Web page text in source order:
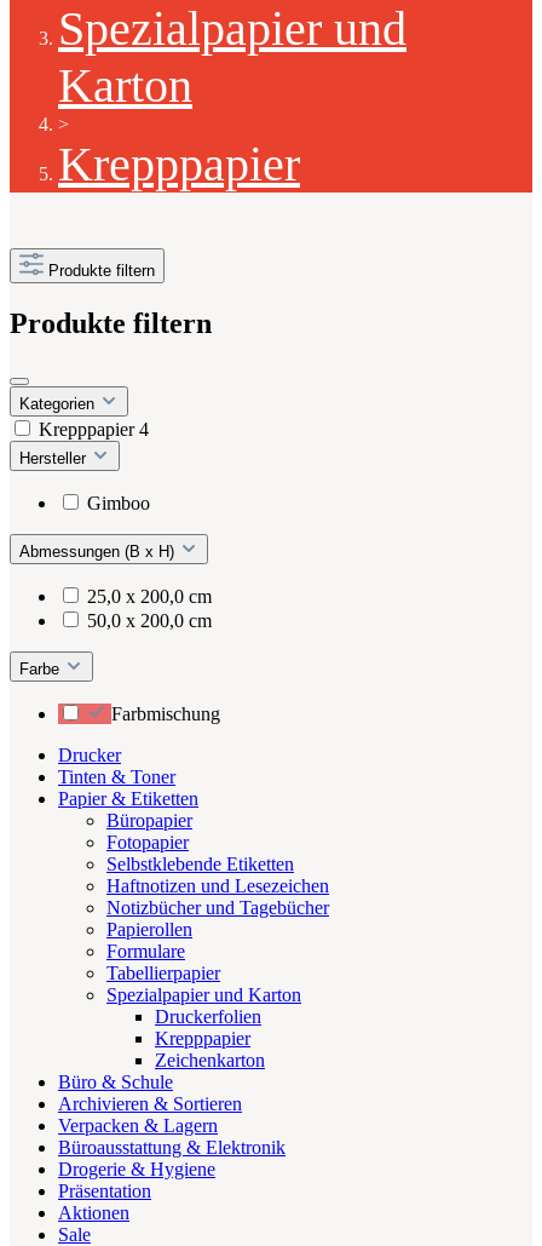
Spezialpapier und
Karton
>
Krepppapier
Produkte filtern
Produkte filtern
Kategorien
Krepppapier4
Hersteller
Gimboo
Abmessungen (B x H)
25,0 x 200,0 cm
50,0 x 200,0 cm
Farbe
Farbmischung
Drucker
Tinten & Toner
Papier & Etiketten
Büropapier
Fotopapier
Selbstklebende Etiketten
Haftnotizen und Lesezeichen
Notizbücher und Tagebücher
Papierollen
Formulare
Tabellierpapier
Spezialpapier und Karton
Druckerfolien
Krepppapier
Zeichenkarton
Büro & Schule
Archivieren & Sortieren
Verpacken & Lagern
Büroausstattung & Elektronik
Drogerie & Hygiene
Präsentation
Aktionen
Sale